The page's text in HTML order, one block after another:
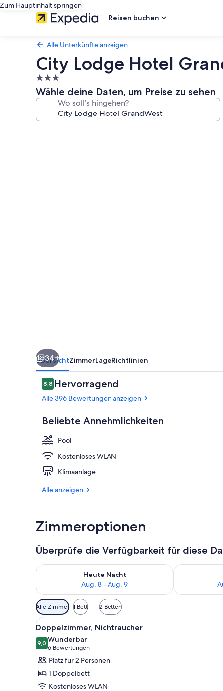
Zum Hauptinhalt springen
Reisen buchen
Alle Unterkünfte anzeigen
City Lodge Hotel
3.0-
Sterne-
Unterkunft
Wähle deine Daten, um Preise zu sehen
Wo soll’s hingehen?
34+
ÜbersichtZimmerLageRichtlinien
Bewertungen
8,88,8 von 10.
Hervorragend
Alle 396 Bewertungen anzeigen
Beliebte Annehmlichkeiten
Pool
Kostenloses WLAN
Klimaanlage
Alle anzeigen
Zimmeroptionen
Überprüfe die Verfügbarkeit für diese
Heute Nacht
Aug. 8 - Aug. 9
Überprüfe die Verfügbarkeit für heute Nacht, Aug. 8
Überprüfe
Verfügbare
Filter
für
Zimmer
Alle Zimmer 1 Bett 2 Betten
Alle
Fotos
für
Doppelzimmer,
Nichtraucher
anzeigen
Ein Hotelzimmer mit einem
7
Doppelzimmer, Nichtraucher
9,09,0 von 10
Wunderbar
6 Bewertungen
(6
Bewertungen)
Platz für 2 Personen
1 Doppelbett
Kostenloses WLAN